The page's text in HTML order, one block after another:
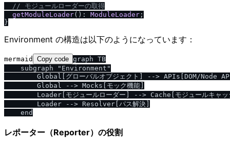
/ / モジュールローダーの取得
getModuleLoader(): ModuleLoader ;
Environment の構造は以下のようになっています：
mermaid Copy code graph TB
    subgraph "Environment"
Global[グローバルオブジェクト] --> APIs[DOM/Node
        Global --> Mocks[モック機能]
Loader[モジュールローダー] --> Cache[モジュールキャッ
        Loader --> Resolver[パス解決]
レポーター（Reporter）の役割